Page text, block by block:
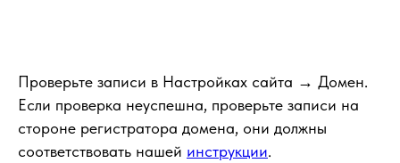
Проверьте записи в Настройках сайта → Домен.
Если проверка неуспешна, проверьте записи на
стороне регистратора домена, они должны
соответствовать нашей инструкции.